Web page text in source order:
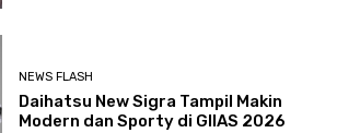
NEWS FLASH
Daihatsu New Sigra Tampil Makin
Modern dan Sporty di GIIAS 2026